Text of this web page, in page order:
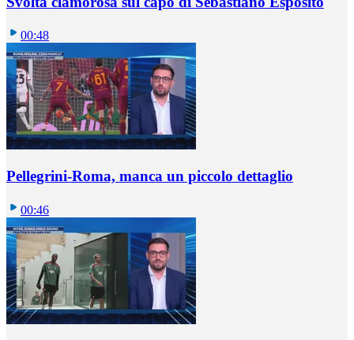
00:48
Pellegrini-Roma, manca un piccolo dettaglio
00:46